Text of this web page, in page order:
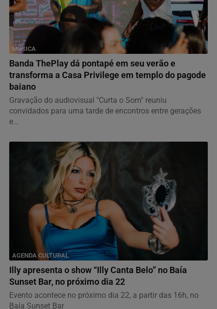
MÚSICA
Banda ThePlay dá pontapé em seu verão e
transforma a Casa Privilege em templo do pagode
baiano
Gravação do audiovisual "Curta o Som" reuniu
convidados para uma tarde de encontros entre gerações
e...
AGENDA CULTURAL
Illy apresenta o show “Illy Canta Belo” no Baía
Sunset Bar, no próximo dia 22
Evento acontece no próximo dia 22, a partir das 16h, no
Baía Sunset Bar